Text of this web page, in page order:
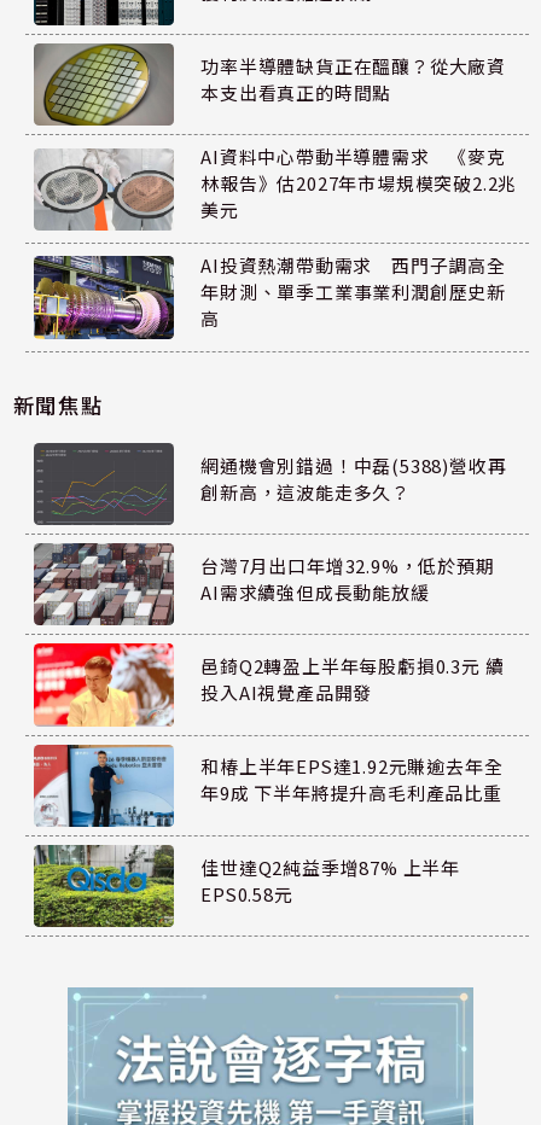
功率半導體缺貨正在醞釀？從大廠資
本支出看真正的時間點
AI資料中心帶動半導體需求 《麥克
林報告》估2027年市場規模突破2.2兆
美元
AI投資熱潮帶動需求 西門子調高全
年財測、單季工業事業利潤創歷史新
高
新聞焦點
網通機會別錯過！中磊(5388)營收再
創新高，這波能走多久？
台灣7月出口年增32.9%，低於預期
AI需求續強但成長動能放緩
邑錡Q2轉盈上半年每股虧損0.3元 續
投入AI視覺產品開發
和椿上半年EPS達1.92元賺逾去年全
年9成 下半年將提升高毛利產品比重
佳世達Q2純益季增87% 上半年
EPS0.58元